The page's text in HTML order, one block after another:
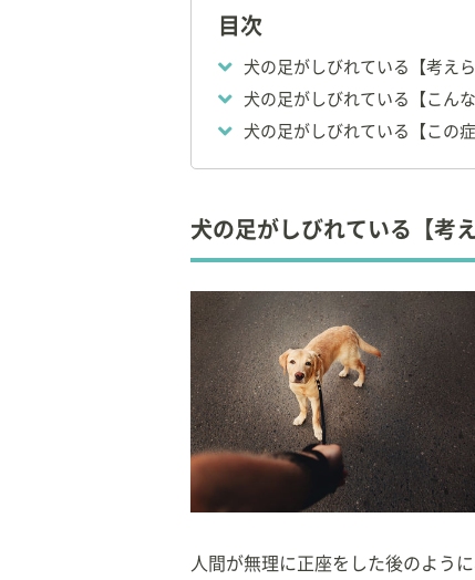
当。
◇2011年：ゼフ
◇2013年：独立
◇獣医師
◆
一般社団法人
◆ 公益社団法人
◆杉並区獣医師会
◆日本動物リハ
◆日本動物理学
ペット雑誌から
現在、Mix 猫１
目次
犬の足がしびれている【考えら
犬の足がしびれている【こん
犬の足がしびれている【この
犬の足がしびれている【考
人間が無理に正座をした後のよう